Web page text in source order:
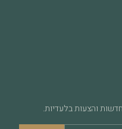
והצעות בלעדיות.